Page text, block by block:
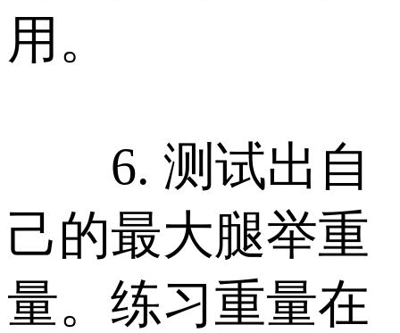
用。
6. 测试出自
己的最大腿举重
量。练习重量在